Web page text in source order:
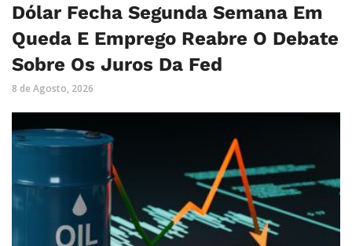
Dólar Fecha Segunda Semana Em
Queda E Emprego Reabre O Debate
Sobre Os Juros Da Fed
8 de Agosto, 2026